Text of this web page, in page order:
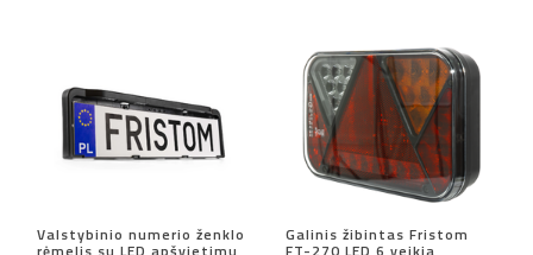
Valstybinio numerio ženklo Galinis žibintas Fristom